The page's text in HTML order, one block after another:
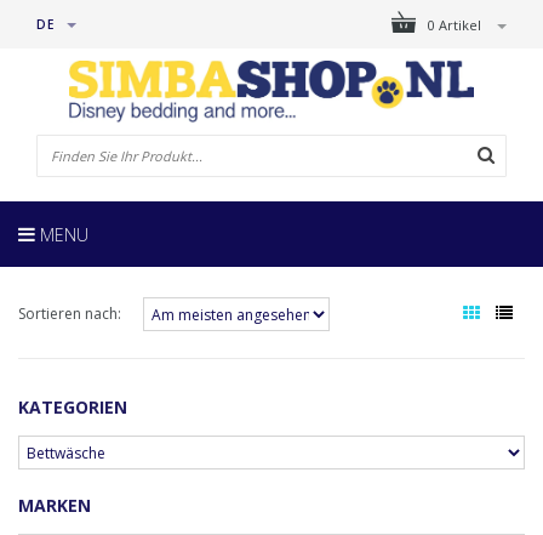
0 Artikel
DE
MENU
Sortieren nach:
KATEGORIEN
MARKEN